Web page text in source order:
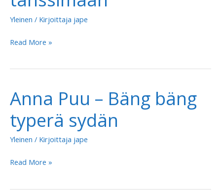
Yleinen / Kirjoittaja jape
Anna
–
lähtee
tanssimaan
Read More »
Anna Puu – Bäng bäng
typerä sydän
Yleinen / Kirjoittaja jape
Anna
–
Read More »